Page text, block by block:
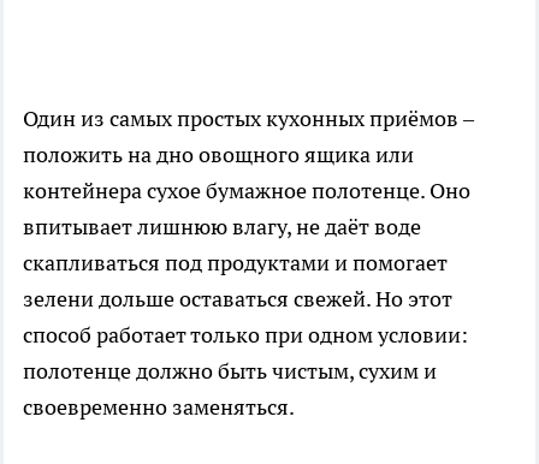
Один из самых простых кухонных приёмов –
положить на дно овощного ящика или
контейнера сухое бумажное полотенце. Оно
впитывает лишнюю влагу, не даёт воде
скапливаться под продуктами и помогает
зелени дольше оставаться свежей. Но этот
способ работает только при одном условии:
полотенце должно быть чистым, сухим и
своевременно заменяться.